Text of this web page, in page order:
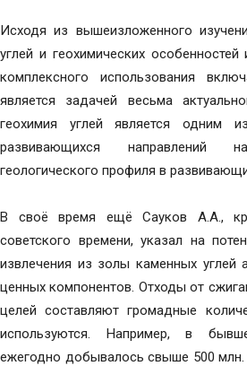
Исходя из вышеизложенного
углей и геохимических
комплексного использования
является задачей весьма
геохимия углей является одним
развивающихся направлений
геологического профиля в
В своё время ещё Сауков А.А.,
советского времени, указал на
извлечения из золы каменных углей
ценных компонентов. Отходы от
целей составляют громадные
используются. Например, в
ежегодно добывалось свыше 500 млн.